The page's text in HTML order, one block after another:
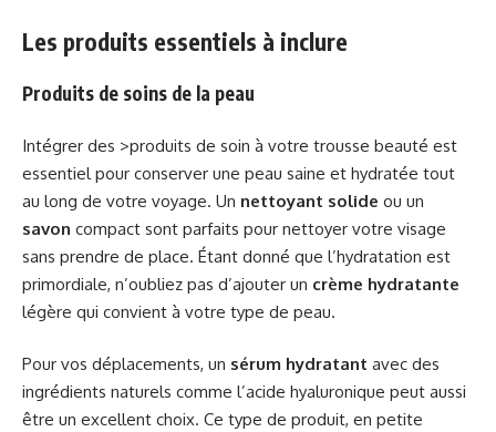
Les produits essentiels à inclure
Produits de soins de la peau
Intégrer des >produits de soin à votre trousse beauté est
essentiel pour conserver une peau saine et hydratée tout
au long de votre voyage. Un nettoyant solide ou un
savon compact sont parfaits pour nettoyer votre visage
sans prendre de place. Étant donné que l’hydratation est
primordiale, n’oubliez pas d’ajouter un crème hydratante
légère qui convient à votre type de peau.
Pour vos déplacements, un sérum hydratant avec des
ingrédients naturels comme l’acide hyaluronique peut aussi
être un excellent choix. Ce type de produit, en petite